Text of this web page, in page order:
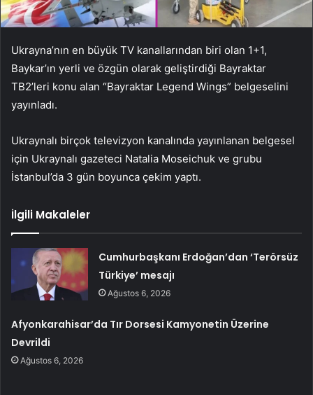
Ukrayna’nın en büyük TV kanallarından biri olan 1+1,
Baykar’ın yerli ve özgün olarak geliştirdiği Bayraktar
TB2’leri konu alan “Bayraktar Legend Wings” belgeselini
yayınladı.
Ukraynalı birçok televizyon kanalında yayınlanan belgesel
için Ukraynalı gazeteci Natalia Moseichuk ve grubu
İstanbul’da 3 gün boyunca çekim yaptı.
İlgili Makaleler
Cumhurbaşkanı Erdoğan’dan ‘Terörsüz
Türkiye’ mesajı
Ağustos 6, 2026
Afyonkarahisar’da Tır Dorsesi Kamyonetin Üzerine
Devrildi
Ağustos 6, 2026